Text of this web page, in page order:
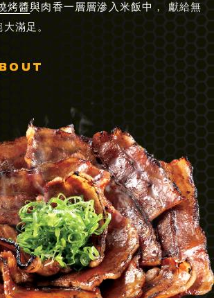
烤醬與肉香一層層滲入米飯中， 獻給無
滿足。